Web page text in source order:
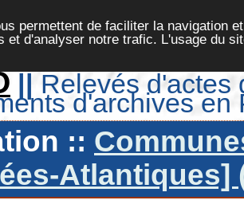
permettent de faciliter la navigation
et d'analyser notre trafic. L'usage du
|| Relevés d'actes
d'archives en
::
Atlantiques]